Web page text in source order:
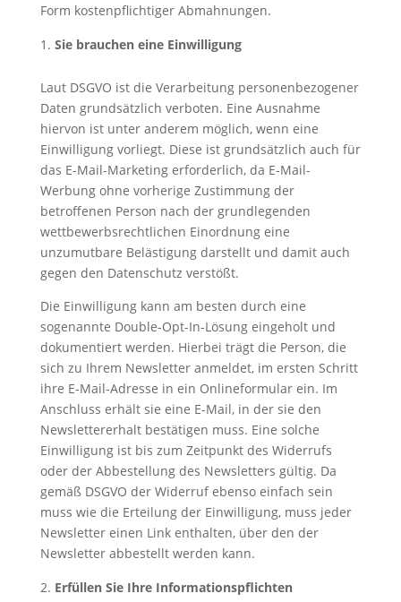
Form kostenpflichtiger Abmahnungen.
Sie brauchen eine Einwilligung
Laut DSGVO ist die Verarbeitung personenbezogener
Daten grundsätzlich verboten. Eine Ausnahme
hiervon ist unter anderem möglich, wenn eine
Einwilligung vorliegt. Diese ist grundsätzlich auch für
das E-Mail-Marketing erforderlich, da E-Mail-
Werbung ohne vorherige Zustimmung der
betroffenen Person nach der grundlegenden
wettbewerbsrechtlichen Einordnung eine
unzumutbare Belästigung darstellt und damit auch
gegen den Datenschutz verstößt.
Die Einwilligung kann am besten durch eine
sogenannte Double-Opt-In-Lösung eingeholt und
dokumentiert werden. Hierbei trägt die Person, die
sich zu Ihrem Newsletter anmeldet, im ersten Schritt
ihre E-Mail-Adresse in ein Onlineformular ein. Im
Anschluss erhält sie eine E-Mail, in der sie den
Newslettererhalt bestätigen muss. Eine solche
Einwilligung ist bis zum Zeitpunkt des Widerrufs
oder der Abbestellung des Newsletters gültig. Da
gemäß DSGVO der Widerruf ebenso einfach sein
muss wie die Erteilung der Einwilligung, muss jeder
Newsletter einen Link enthalten, über den der
Newsletter abbestellt werden kann.
Erfüllen Sie Ihre Informationspflichten